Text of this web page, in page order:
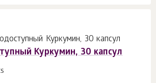
Куркумин, 30 капсул